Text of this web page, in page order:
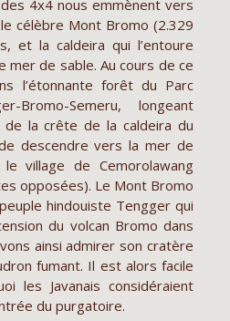
4x4 nous emmènent vers
célèbre Mont Bromo (2.329
et la caldeira qui l’entoure
mer de sable. Au cours de ce
l’étonnante forêt du Parc
Bromo-Semeru, longeant
la crête de la caldeira du
descendre vers la mer de
village de Cemorolawang
opposées). Le Mont Bromo
hindouiste Tengger qui
du volcan Bromo dans
ainsi admirer son cratère
fumant. Il est alors facile
les Javanais considéraient
du purgatoire.